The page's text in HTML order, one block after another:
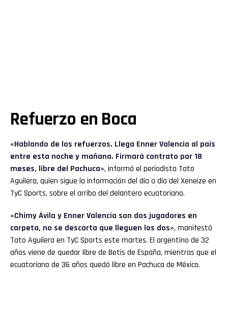
Refuerzo en Boca
«Hablando de los refuerzos. Llega Enner Valencia al país
entre esta noche y mañana. Firmará contrato por 18
meses, libre del Pachuca», informó el periodista Tato
Aguilera, quien sigue la información del día a día del Xeneize en
TyC Sports, sobre el arribo del delantero ecuatoriano.
«Chimy Ávila y Enner Valencia son dos jugadores en
carpeta, no se descarta que lleguen los dos», manifestó
Tato Aguilera en TyC Sports este martes. El argentino de 32
años viene de quedar libre de Betis de España, mientras que el
ecuatoriano de 36 años quedó libre en Pachuca de México.